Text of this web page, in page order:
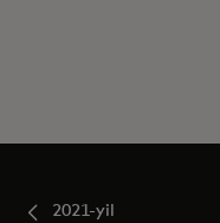
2021-yil